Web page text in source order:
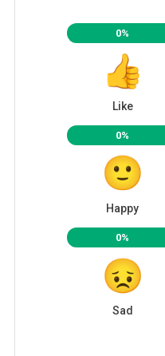
0%
Like
0%
Happy
0%
Sad